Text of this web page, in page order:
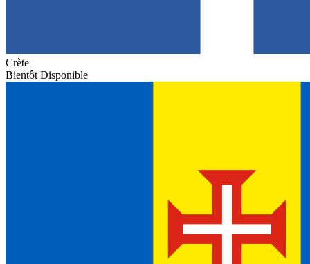
Crète
Bientôt Disponible